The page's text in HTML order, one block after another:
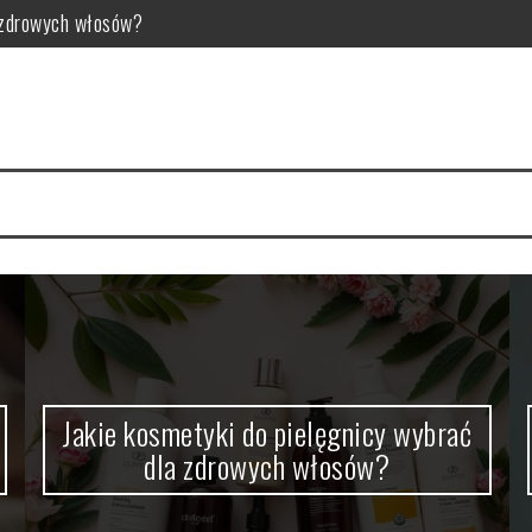
włosów?
dla zdrowia
i skuteczne metody usuwania
Jakie kosmetyki do pielęgnicy wybrać
dla zdrowych włosów?